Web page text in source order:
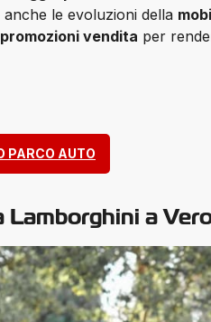
anche le evoluzioni della
promozioni vendita per
PARCO AUTO
Lamborghini a